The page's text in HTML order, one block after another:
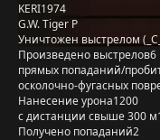
KERI1974
G.W. Tiger P
Уничтожен выстрелом
Произведено выстрелов6
прямых попаданий/
осколочно-фугасных
Нанесение урона1200
с дистанции свыше 300 м
Получено попаданий2